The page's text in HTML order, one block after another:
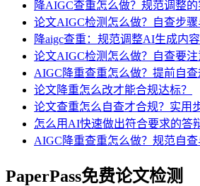
降AIGC查重怎么做？规范调整
论文AIGC检测怎么做？自查步
降aigc查重：规范调整AI生成内
论文AIGC检测怎么做？自查要
AIGC降重查重怎么做？提前自
论文降重怎么改才能合规达标？
论文查重怎么自查才合规？实用
怎么用AI快速做出符合要求的答
AIGC降重查重怎么做？规范自
PaperPass免费论文检测